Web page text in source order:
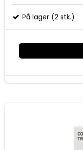
og SD-kort læser
Fjernbetjening, 12
transporttaske
På lager (2 stk.)